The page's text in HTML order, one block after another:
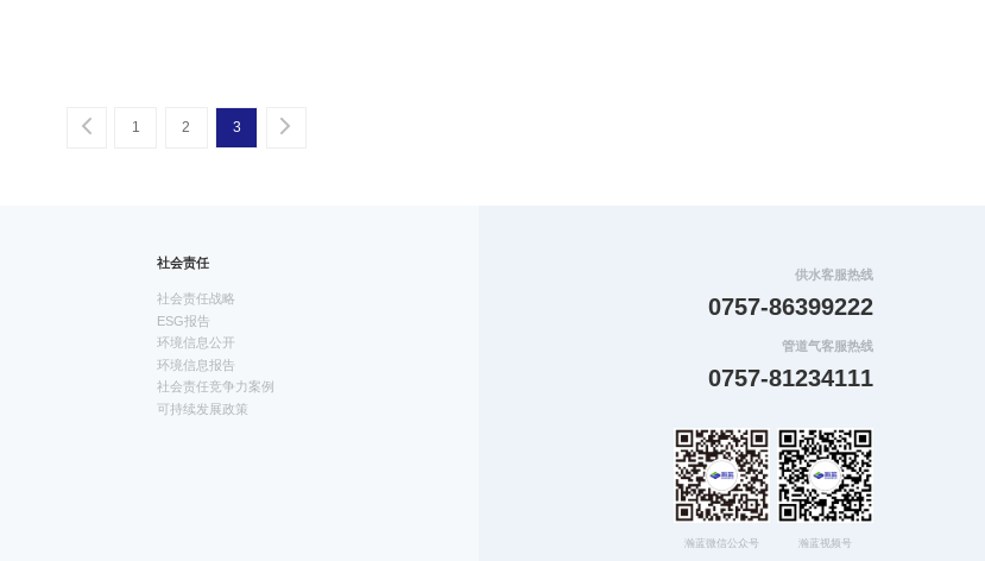
1 2 3
社会责任
社会责任战略
ESG报告
环境信息公开
环境信息报告
社会责任竞争力案例
可持续发展政策
供水客服热线
0757-86399222
管道气客服热线
0757-81234111
瀚蓝微信公众号 瀚蓝视频号